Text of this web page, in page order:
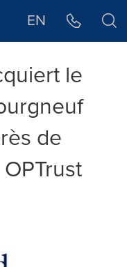
EN
le
de